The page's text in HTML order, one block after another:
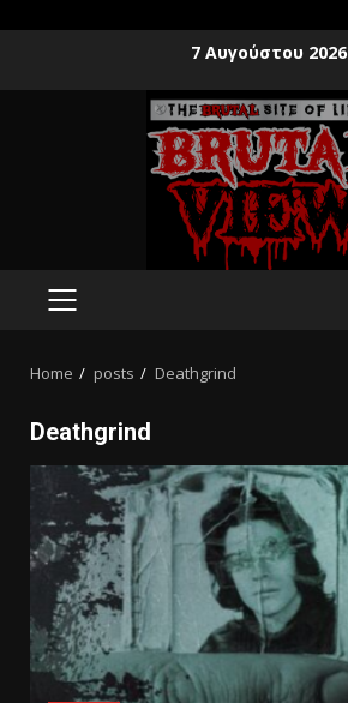
7 Αυγούστου 2026
Home posts Deathgrind
Deathgrind